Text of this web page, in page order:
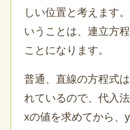
しい位置と考えます
いうことは、連立方
ことになります。
普通、直線の方程式
れているので、代入
xの値を求めてから、